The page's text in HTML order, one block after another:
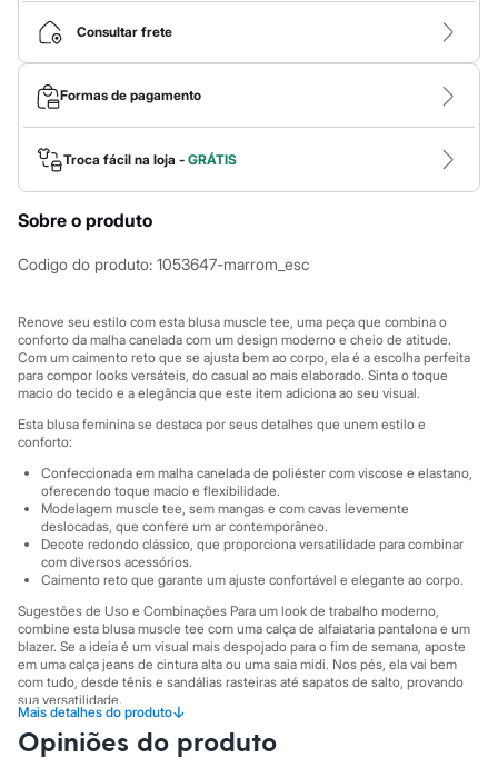
Cintos
Óculos
Relógios
Calçados
Botas
Chinelos
Rasteirinhas
Sandálias
Sapatilhas
Tênis
Marcas
City
Clock House
Mindset
Yessica
Moda esportiva
Acessórios
Blusas
Calçados
Leggings
Shorts e Bermudas
Tops
Moda íntima
Calcinhas
Cintas e Modeladores
Meias
Pijamas
Sutiãs e Tops
Biquínis
Maiôs
Saídas de praia
Personagens
Plus size
Blusas e Camisetas
Calças
Casacos e Jaquetas
Consultar frete
Formas de pagamento
Troca fácil na loja - GRÁTIS
Sobre o produto
Codigo do produto: 1053647-marrom_esc
Renove seu estilo com esta blusa muscle tee, uma peça que combina o
conforto da malha canelada com um design moderno e cheio de atitude.
Com um caimento reto que se ajusta bem ao corpo, ela é a escolha perfeita
para compor looks versáteis, do casual ao mais elaborado. Sinta o toque
macio do tecido e a elegância que este item adiciona ao seu visual.
Esta blusa feminina se destaca por seus detalhes que unem estilo e
conforto:
Confeccionada em malha canelada de poliéster com viscose e elastano,
oferecendo toque macio e flexibilidade.
Modelagem muscle tee, sem mangas e com cavas levemente
deslocadas, que confere um ar contemporâneo.
Decote redondo clássico, que proporciona versatilidade para combinar
com diversos acessórios.
Caimento reto que garante um ajuste confortável e elegante ao corpo.
Sugestões de Uso e Combinações Para um look de trabalho moderno,
combine esta blusa muscle tee com uma calça de alfaiataria pantalona e um
blazer. Se a ideia é um visual mais despojado para o fim de semana, aposte
em uma calça jeans de cintura alta ou uma saia midi. Nos pés, ela vai bem
com tudo, desde tênis e sandálias rasteiras até sapatos de salto, provando
sua versatilidade.
A gente se encontra na C&A! ❤
Mais detalhes do produto↓
Opiniões do produto